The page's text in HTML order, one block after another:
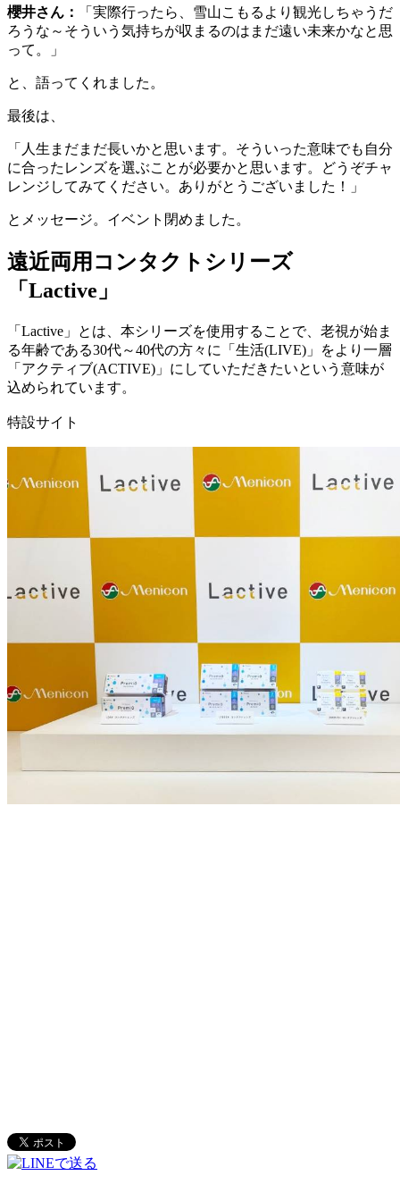
櫻井さん：
「実際行ったら、雪山こもるより観光しちゃうだ
ろうな～そういう気持ちが収まるのはまだ遠い未来かなと思
って。」
と、語ってくれました。
最後は、
「人生まだまだ長いかと思います。そういった意味でも自分
に合ったレンズを選ぶことが必要かと思います。どうぞチャ
レンジしてみてください。ありがとうございました！」
とメッセージ。イベント閉めました。
遠近両用コンタクトシリーズ
「Lactive」
「Lactive」とは​、本シリーズを使用することで、老視が始ま
る年齢である30代～40代の方々に「生活(LIVE)」をより一層
「アクティブ(ACTIVE)」にしていただきたいという意味が
込められています。
特設サイト